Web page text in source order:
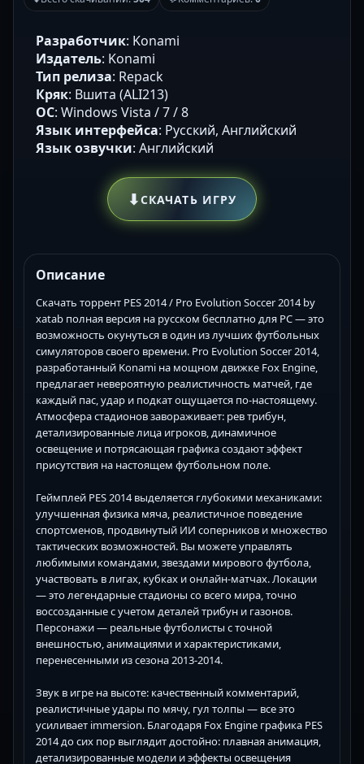
Разработчик: Konami
Издатель: Konami
Тип релиза: Repack
Кряк: Вшита (ALI213)
ОС: Windows Vista / 7 / 8
Язык интерфейса: Русский, Английский
Язык озвучки: Английский
⬇СКАЧАТЬ ИГРУ
Описание
Скачать торрент PES 2014 / Pro Evolution Soccer 2014 by
xatab полная версия на русском бесплатно для PC — это
возможность окунуться в один из лучших футбольных
симуляторов своего времени. Pro Evolution Soccer 2014,
разработанный Konami на мощном движке Fox Engine,
предлагает невероятную реалистичность матчей, где
каждый пас, удар и подкат ощущается по-настоящему.
Атмосфера стадионов завораживает: рев трибун,
детализированные лица игроков, динамичное
освещение и потрясающая графика создают эффект
присутствия на настоящем футбольном поле.
Геймплей PES 2014 выделяется глубокими механиками:
улучшенная физика мяча, реалистичное поведение
спортсменов, продвинутый ИИ соперников и множество
тактических возможностей. Вы можете управлять
любимыми командами, звездами мирового футбола,
участвовать в лигах, кубках и онлайн-матчах. Локации
— это легендарные стадионы со всего мира, точно
воссозданные с учетом деталей трибун и газонов.
Персонажи — реальные футболисты с точной
внешностью, анимациями и характеристиками,
перенесенными из сезона 2013-2014.
Звук в игре на высоте: качественный комментарий,
реалистичные удары по мячу, гул толпы — все это
усиливает immersion. Благодаря Fox Engine графика PES
2014 до сих пор выглядит достойно: плавная анимация,
детализированные модели и эффекты освещения